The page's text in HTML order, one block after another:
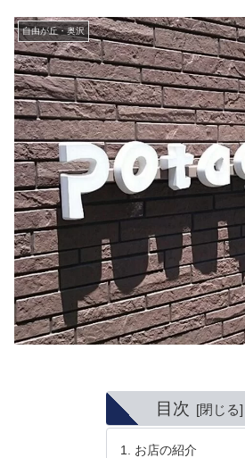
自由が丘・奥沢
目次
お店の紹介